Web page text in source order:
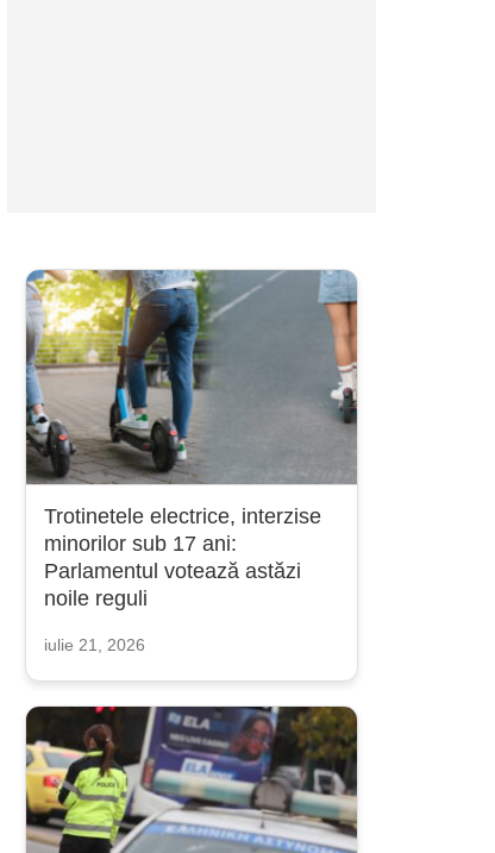
Trotinetele electrice, interzise
minorilor sub 17 ani:
Parlamentul votează astăzi
noile reguli
iulie 21, 2026